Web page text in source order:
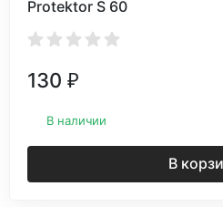
Protektor S 60
130 ₽
В наличии
В